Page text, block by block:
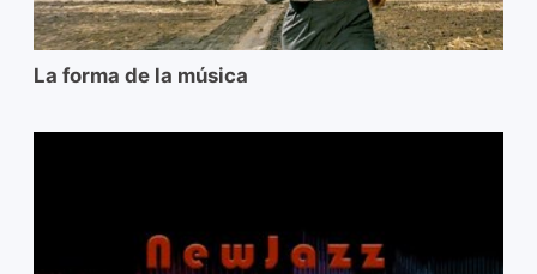
La forma de la música